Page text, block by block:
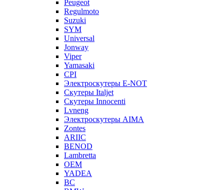
Peugeot
Regulmoto
Suzuki
SYM
Universal
Jonway
Viper
Yamasaki
CPI
Электроскутеры E-NOT
Скутеры Italjet
Скутеры Innocenti
Lvneng
Электроскутеры AIMA
Zontes
ARIIC
BENOD
Lambretta
OEM
YADEA
BC